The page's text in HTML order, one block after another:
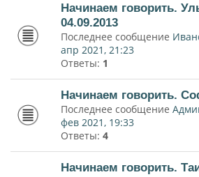
Начинаем говорить.
04.09.2013
Последнее сообщение
апр 2021, 21:23
Ответы: 1
Начинаем говорить.
Последнее сообщение
фев 2021, 19:33
Ответы: 4
Начинаем говорить.